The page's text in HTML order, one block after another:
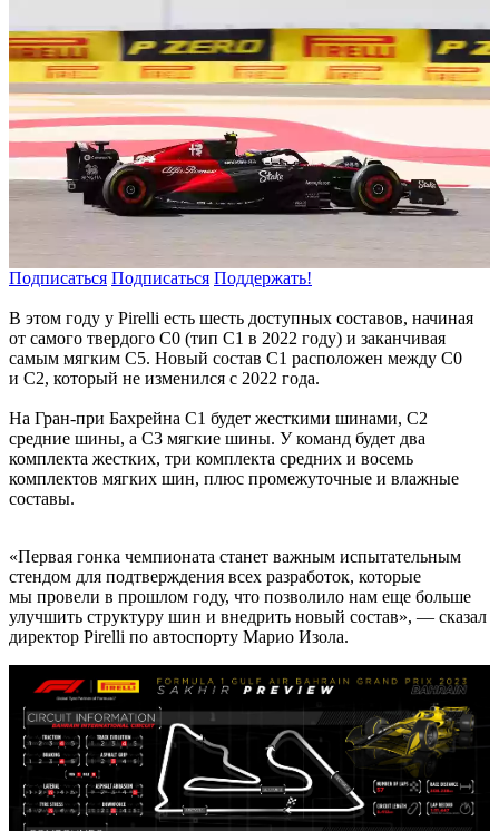
Подписаться Подписаться Поддержать!
В этом году у Pirelli есть шесть доступных составов, начиная
от самого твердого C0 (тип C1 в 2022 году) и заканчивая
самым мягким C5. Новый состав C1 расположен между C0
и C2, который не изменился с 2022 года.
На Гран-при Бахрейна C1 будет жесткими шинами, C2
средние шины, а C3 мягкие шины. У команд будет два
комплекта жестких, три комплекта средних и восемь
комплектов мягких шин, плюс промежуточные и влажные
составы.
«Первая гонка чемпионата станет важным испытательным
стендом для подтверждения всех разработок, которые
мы провели в прошлом году, что позволило нам еще больше
улучшить структуру шин и внедрить новый состав», — сказал
директор Pirelli по автоспорту Марио Изола.